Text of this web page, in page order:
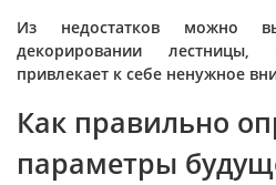
Из недостатков можно
декорировании
привлекает к себе ненужное
Как правильно
параметры